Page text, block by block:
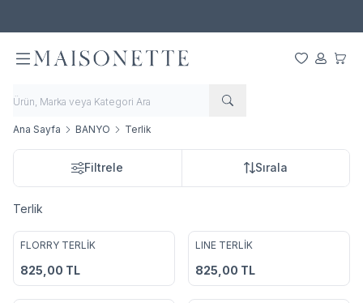
Favorilerim
Hesabım
Ana Sayfa BANYO Terlik
Filtrele Sırala
Terlik
FLORRY TERLİK
825,00 TL
LINE TERLİK
825,00 TL